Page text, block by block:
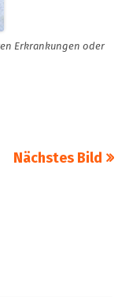
Erkrankungen oder
Nächstes Bild